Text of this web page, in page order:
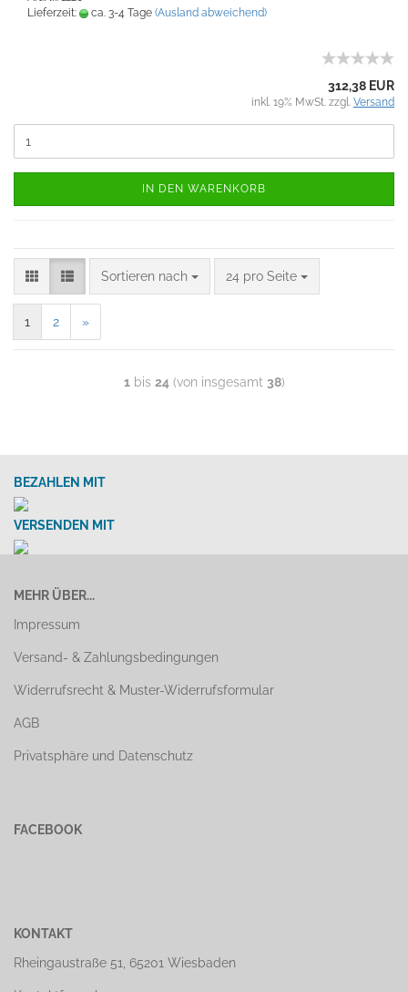
Lieferzeit:
ca. 3-4 Tage (Ausland abweichend)
312,38 EUR
inkl. 19% MwSt. zzgl. Versand
IN DEN WARENKORB
Sortieren nach 24 pro Seite
1 2 »
1bis 24(von insgesamt 38)
BEZAHLEN MIT
VERSENDEN MIT
MEHR ÜBER...
Impressum
Versand- & Zahlungsbedingungen
Widerrufsrecht & Muster-Widerrufsformular
AGB
Privatsphäre und Datenschutz
FACEBOOK
KONTAKT
Rheingaustraße 51, 65201 Wiesbaden